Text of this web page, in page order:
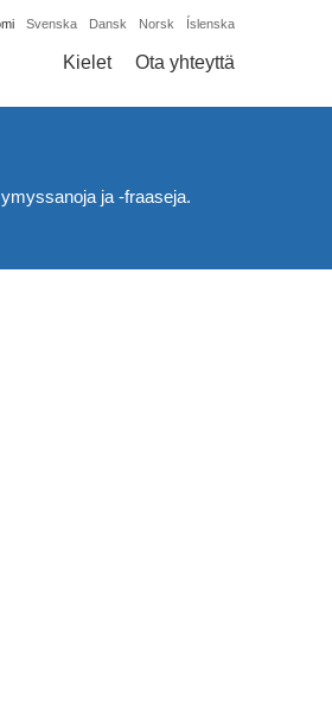
Svenska Dansk Norsk Íslenska
Kielet Ota yhteyttä
ja -fraaseja.